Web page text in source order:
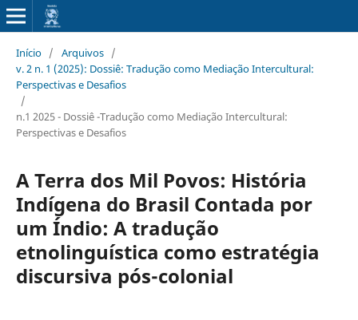
Início / Arquivos /
v. 2 n. 1 (2025): Dossiê: Tradução como Mediação Intercultural:
Perspectivas e Desafios
/
n.1 2025 - Dossiê -Tradução como Mediação Intercultural:
Perspectivas e Desafios
A Terra dos Mil Povos: História
Indígena do Brasil Contada por
um Índio: A tradução
etnolinguística como estratégia
discursiva pós-colonial